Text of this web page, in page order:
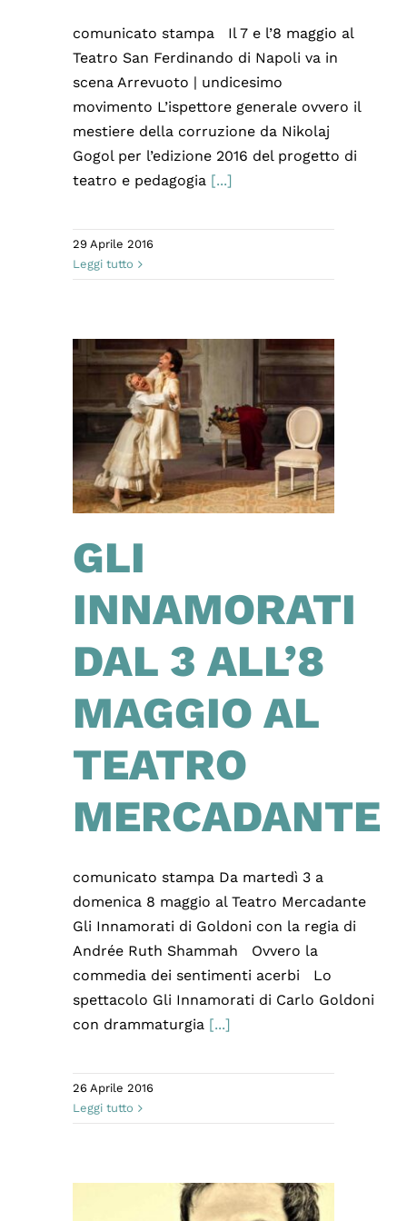
comunicato stampa Il 7 e l’8 maggio al
Teatro San Ferdinando di Napoli va in
scena Arrevuoto | undicesimo
movimento L’ispettore generale ovvero il
mestiere della corruzione da Nikolaj
Gogol per l’edizione 2016 del progetto di
teatro e pedagogia [...]
29 Aprile 2016
Leggi tutto
GLI
INNAMORATI
DAL 3 ALL’8
MAGGIO AL
TEATRO
MERCADANTE
comunicato stampa Da martedì 3 a
domenica 8 maggio al Teatro Mercadante
Gli Innamorati di Goldoni con la regia di
Andrée Ruth Shammah Ovvero la
commedia dei sentimenti acerbi Lo
spettacolo Gli Innamorati di Carlo Goldoni
con drammaturgia [...]
26 Aprile 2016
Leggi tutto